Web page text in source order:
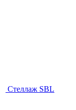
Стеллаж SBL